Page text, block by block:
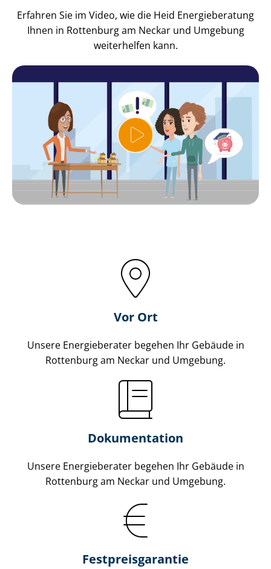
Erfahren Sie im Video, wie die Heid Energieberatung
Ihnen in Rottenburg am Neckar und Umgebung
weiterhelfen kann.
Vor Ort
Unsere Energieberater begehen Ihr Gebäude in
Rottenburg am Neckar und Umgebung.
Dokumentation
Unsere Energieberater begehen Ihr Gebäude in
Rottenburg am Neckar und Umgebung.
Fest­preis­ga­ran­tie